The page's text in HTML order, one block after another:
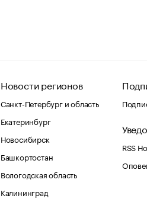
Новости регионов
Санкт-Петербург и область
Екатеринбург
Новосибирск
Башкортостан
Вологодская область
Калининград
RSS